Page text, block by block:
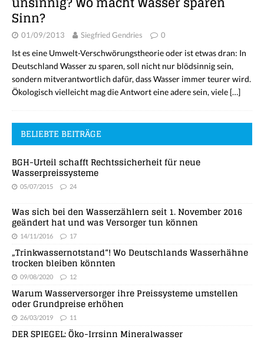
Sinn?
01/09/2013 Siegfried Gendries 0
Ist es eine Umwelt-Verschwörungstheorie oder ist etwas dran: In
Deutschland Wasser zu sparen, soll nicht nur blödsinnig sein,
sondern mitverantwortlich dafür, dass Wasser immer teurer wird.
Ökologisch vielleicht mag die Antwort eine adere sein, viele […]
BELIEBTE BEITRÄGE
BGH-Urteil schafft Rechtssicherheit für neue
Wasserpreissysteme
05/07/2015 24
Was sich bei den Wasserzählern seit 1. November 2016
geändert hat und was Versorger tun können
14/11/2016 17
„Trinkwassernotstand“! Wo Deutschlands Wasserhähne
trocken bleiben könnten
09/08/2020 12
Warum Wasserversorger ihre Preissysteme umstellen
oder Grundpreise erhöhen
26/03/2019 11
DER SPIEGEL: Öko-Irrsinn Mineralwasser